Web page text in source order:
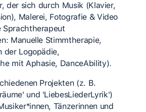
der sich durch Musik (Klavier,
Malerei, Fotografie & Video
Sprachtherapeut
Manuelle Stimmtherapie,
der Logopädie,
mit Aphasie, DanceAbility).
Projekten (z. B.
und 'LiebesLiederLyrik')
Tänzerinnen und